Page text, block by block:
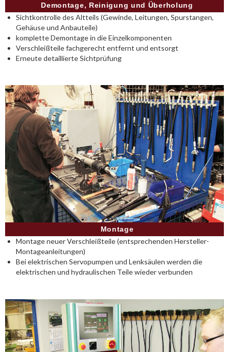
Demontage, Reinigung und Überholung
Sichtkontrolle des Altteils (Gewinde, Leitungen, Spurstangen,
Gehäuse und Anbauteile)
komplette Demontage in die Einzelkomponenten
Verschleißteile fachgerecht entfernt und entsorgt
Erneute detaillierte Sichtprüfung
Montage
Montage neuer Verschleißteile (entsprechenden Hersteller-
Montageanleitungen)
Bei elektrischen Servopumpen und Lenksäulen werden die
elektrischen und hydraulischen Teile wieder verbunden